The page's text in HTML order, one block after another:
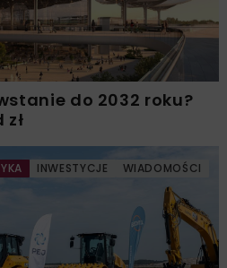
do 2032 roku?
INWESTYCJE WIADOMOŚCI